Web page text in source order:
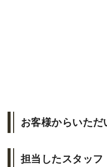
お客様からいただ
担当したスタッフ